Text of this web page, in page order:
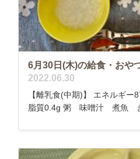
6月30日(木)の給食・おや
2022.06.30
【離乳食(中期)】 エネルギ
脂質0.4g 粥 味噌汁 煮魚